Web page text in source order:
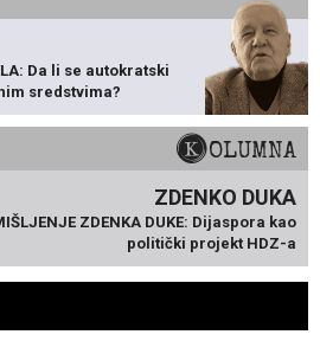
Da li se autokratski
sredstvima?
KOLUMNA
ZDENKO DUKA
ZDENKA DUKE: Dijaspora kao
politički projekt HDZ-a